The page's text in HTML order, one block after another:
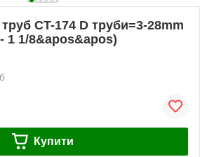
CT-174 D труби=3-28mm
1 1/8&apos&apos)
Купити